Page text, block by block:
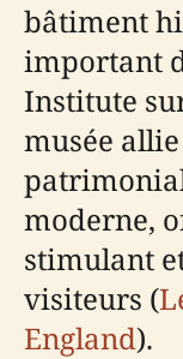
bâtiment
important
Institute
musée
moderne,
stimulant
visiteurs (
England).